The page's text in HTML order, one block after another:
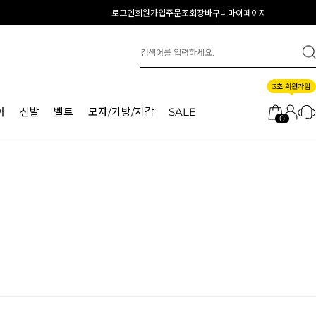
로그인회원가입주문조회장바구니 마이페이지
신발 벨트 모자/가방/지갑 SALE 0
3초 회원가입